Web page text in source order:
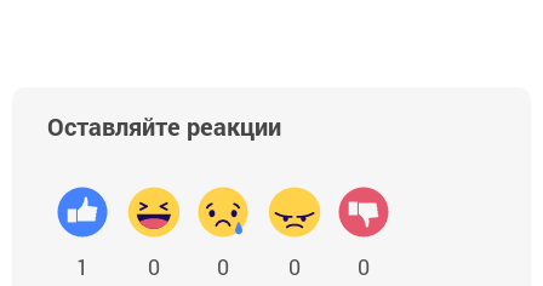
Оставляйте реакции
1 0 0 0 0